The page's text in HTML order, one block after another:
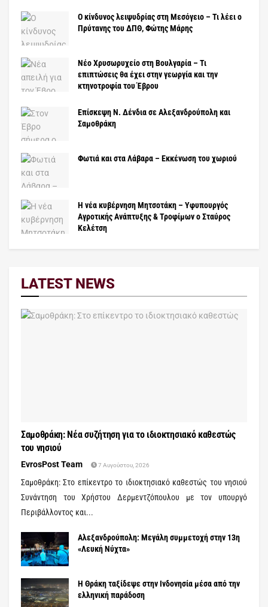
Ο κίνδυνος λειψυδρίας στη Μεσόγειο – Τι λέει ο
Πρύτανης του ΔΠΘ, Φώτης Μάρης
Νέο Χρυσωρυχείο στη Βουλγαρία – Τι
επιπτώσεις θα έχει στην γεωργία και την
κτηνοτροφία του Έβρου
Επίσκεψη Ν. Δένδια σε Αλεξανδρούπολη και
Σαμοθράκη
Φωτιά και στα Λάβαρα – Εκκένωση του χωριού
Η νέα κυβέρνηση Μητσοτάκη – Υφυπουργός
Αγροτικής Ανάπτυξης & Τροφίμων ο Σταύρος
Κελέτση
LATEST NEWS
Σαμοθράκη: Νέα συζήτηση για το ιδιοκτησιακό καθεστώς
του νησιού
EvrosPost Team 7 Αυγούστου, 2026
Σαμοθράκη: Στο επίκεντρο το ιδιοκτησιακό καθεστώς του νησιού
Συνάντηση του Χρήστου Δερμεντζόπουλου με τον υπουργό
Περιβάλλοντος και...
Αλεξανδρούπολη: Μεγάλη συμμετοχή στην 13η
«Λευκή Νύχτα»
Η Θράκη ταξίδεψε στην Ινδονησία μέσα από την
ελληνική παράδοση